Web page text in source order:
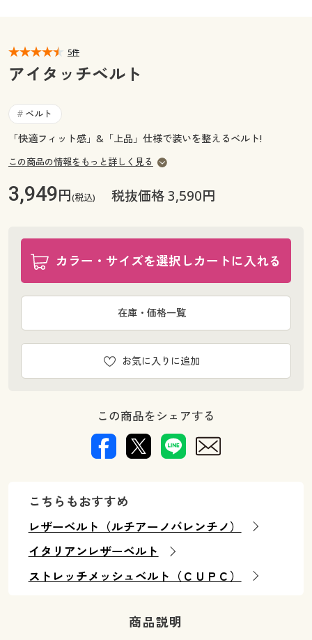
マイページ
お気に入り
サポート
ご利用ガイド
よくある質問とお問い合わせ
閲覧履歴
サポート
ご利用ガイド
よくある質問とお問い合わせ
5件
アイタッチベルト
# ベルト
「快適フィット感」&「上品」仕様で装いを整えるベルト!
この商品の情報をもっと詳しく見る
3,949円(税込) 税抜価格 3,590円
カラー・サイズを選択しカートに入れる
お気に入りに追加
在庫・価格一覧
この商品をシェアする
こちらもおすすめ
レザーベルト（ルチアーノバレンチノ）
イタリアンレザーベルト
ストレッチメッシュベルト（ＣＵＰＣ）
商品説明